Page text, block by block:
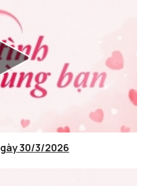
30/3/2026